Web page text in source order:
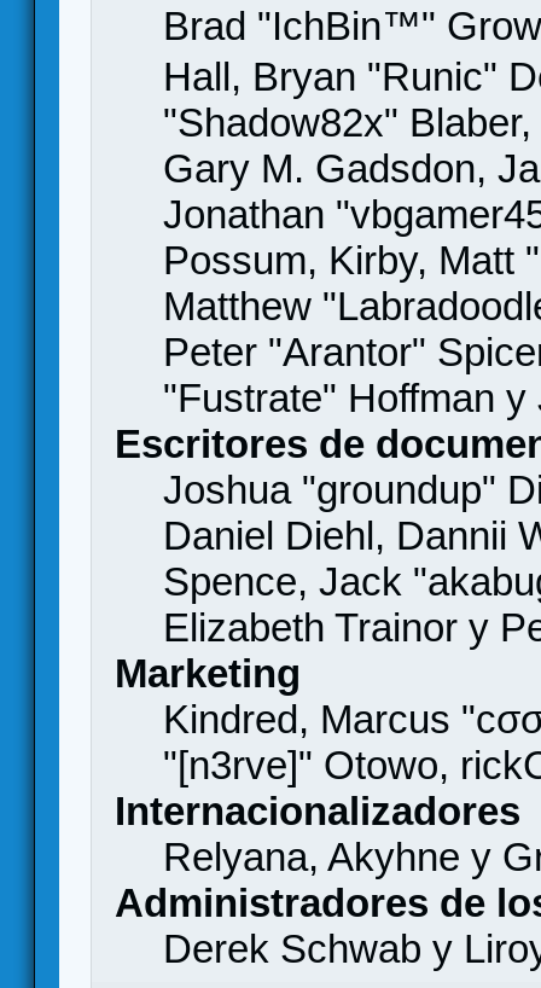
Brad "IchBin™"
Hall, Bryan "Runic"
"Shadow82x"
Gary M. Gadsdon,
Jonathan
Possum, Kirby, Matt
Matthew
Peter "Arantor"
"Fustrate" Hoffman
Escritores de
Joshua "groundup"
Daniel Diehl, Dannii
Spence, Jack
Elizabeth Trainor y
Marketing
Kindred, Marcus
"[n3rve]" Otowo,
Internacionalizadores
Relyana, Akyhne y
Administradores de
Derek Schwab y